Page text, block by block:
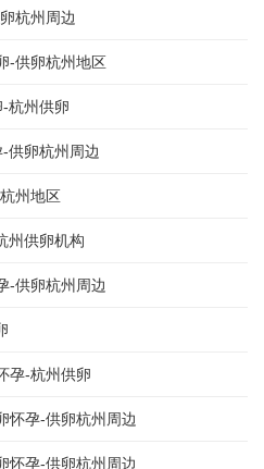
杭州周边
-供卵杭州地区
杭州供卵
供卵杭州周边
州地区
州供卵机构
-供卵杭州周边
孕-杭州供卵
怀孕-供卵杭州周边
怀孕-供卵杭州周边